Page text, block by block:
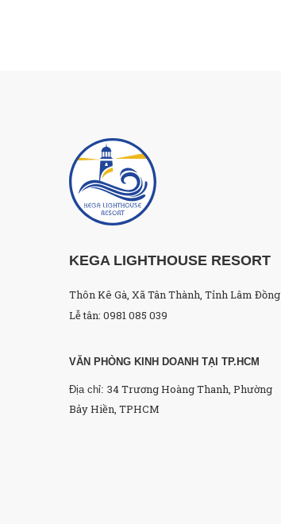
KEGA LIGHTHOUSE RESORT
Thôn Kê Gà, Xã Tân Thành, Tỉnh Lâm Đồng
Lễ tân: 0981 085 039
VĂN PHÒNG KINH DOANH TẠI TP.HCM
Địa chỉ: 34 Trương Hoàng Thanh, Phường
Bảy Hiền, TPHCM